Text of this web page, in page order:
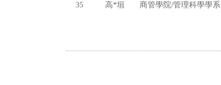
35 高*垣 商管學院/管理科學學系